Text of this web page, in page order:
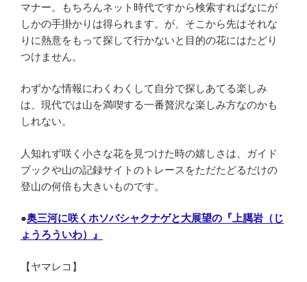
マナー。もちろんネット時代ですから検索すればなにが
しかの手掛かりは得られます。が、そこから先はそれな
りに熱意をもって探して行かないと目的の花にはたどり
つけません。
わずかな情報にわくわくして自分で探しあてる楽しみ
は、現代では山を満喫する一番贅沢な楽しみ方なのかも
しれない。
人知れず咲く小さな花を見つけた時の嬉しさは、ガイド
ブックや山の記録サイトのトレースをただたどるだけの
登山の何倍も大きいものです。
●奥三河に咲くホソバシャクナゲと大展望の『上臈岩（じ
ょうろういわ）』
【ヤマレコ】